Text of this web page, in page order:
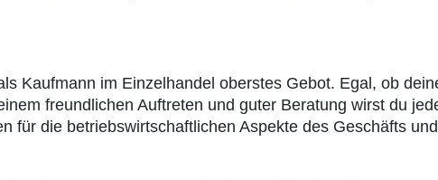
Kaufmann im Einzelhandel oberstes Gebot. Egal, ob
freundlichen Auftreten und guter Beratung wirst du
für die betriebswirtschaftlichen Aspekte des Geschäfts